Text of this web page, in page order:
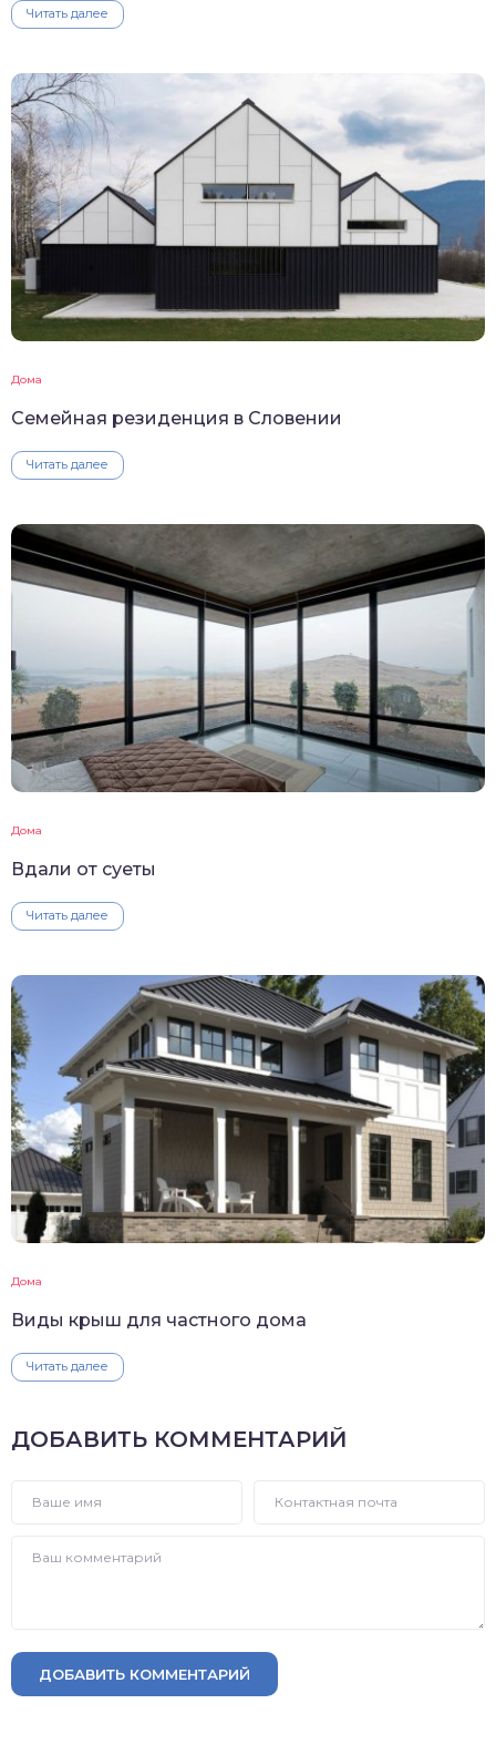
Читать далее
Дома
Семейная резиденция в Словении
Читать далее
Дома
Вдали от суеты
Читать далее
Дома
Виды крыш для частного дома
Читать далее
ДОБАВИТЬ КОММЕНТАРИЙ
ДОБАВИТЬ КОММЕНТАРИЙ